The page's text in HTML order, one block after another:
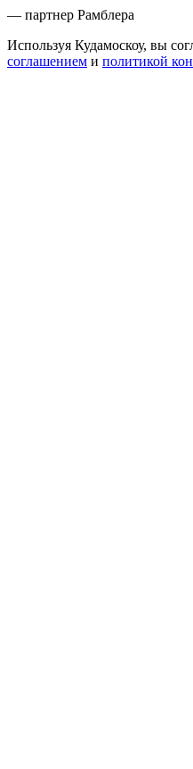
— партнер Рамблера
Используя Кудамоскоу, вы
соглашением и политикой